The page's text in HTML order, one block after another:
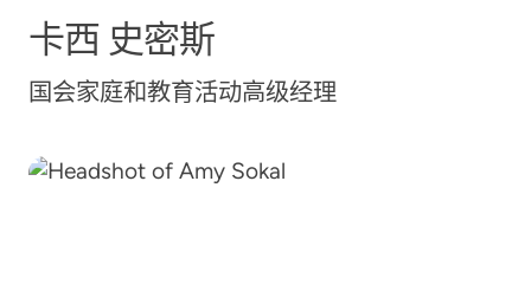
卡西 史密斯
国会家庭和教育活动高级经理
艾米·索卡尔